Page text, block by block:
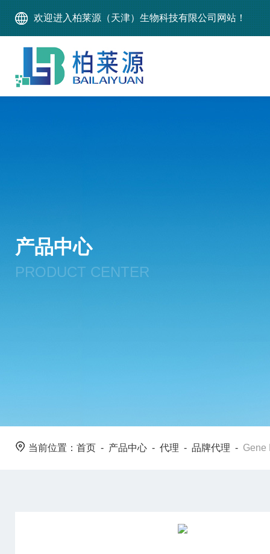
欢迎进入柏莱源（天津）生物科技有限公司网站！
产品中心
PRODUCT CENTER
当前位置： 首页 - 产品中心 - 代理 - 品牌代理 - Gene